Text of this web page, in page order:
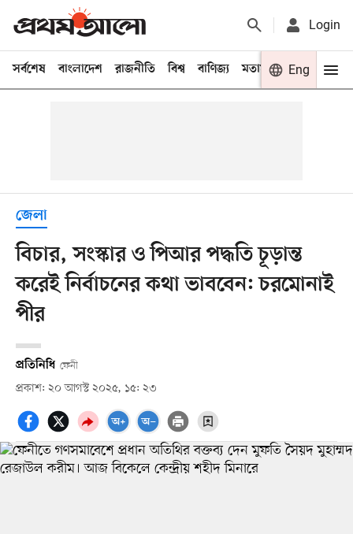
Login
সর্বশেষ বাংলাদেশ রাজনীতি বিশ্ব বাণিজ্য মতামত খেলা
Eng
জেলা
বিচার, সংস্কার ও পিআর পদ্ধতি চূড়ান্ত
করেই নির্বাচনের কথা ভাববেন: চরমোনাই
পীর
প্রতিনিধি ফেনী
প্রকাশ: ২০ আগস্ট ২০২৫, ১৫: ২৩